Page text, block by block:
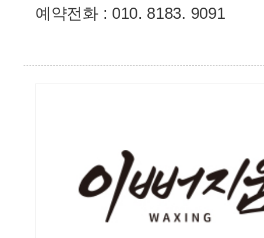
예약전화 : 010. 8183. 9091